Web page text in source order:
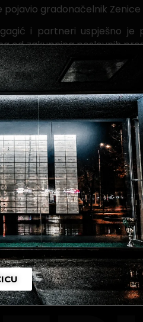
gradonačelnik Zenice
i partneri uspješno je
od zakupnina poslovnih